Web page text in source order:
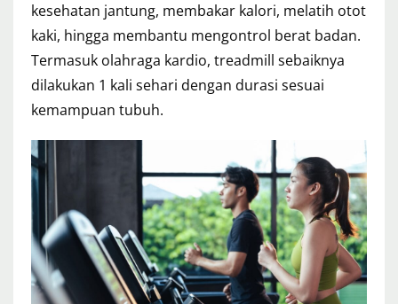
kesehatan jantung, membakar kalori, melatih otot
kaki, hingga membantu mengontrol berat badan.
Termasuk olahraga kardio, treadmill sebaiknya
dilakukan 1 kali sehari dengan durasi sesuai
kemampuan tubuh.